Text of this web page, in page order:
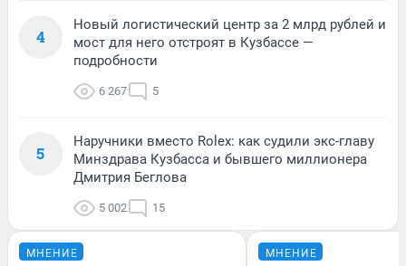
4
Новый логистический центр за 2 млрд рублей и
мост для него отстроят в Кузбассе —
подробности
6 267 5
5
Наручники вместо Rolex: как судили экс-главу
Минздрава Кузбасса и бывшего миллионера
Дмитрия Беглова
5 002 15
МНЕНИЕ МНЕНИЕ